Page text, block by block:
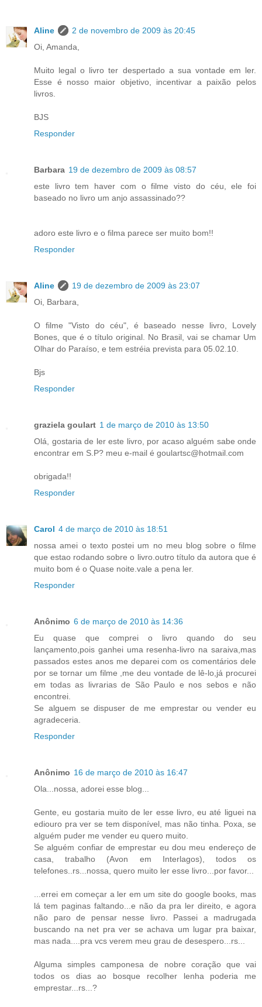
Aline
2 de novembro de 2009 às 20:45
Oi, Amanda,
Muito legal o livro ter despertado a sua vontade em ler.
Esse é nosso maior objetivo, incentivar a paixão pelos
livros.
BJS
Responder
Barbara 19 de dezembro de 2009 às 08:57
este livro tem haver com o filme visto do céu, ele foi
baseado no livro um anjo assassinado??
adoro este livro e o filma parece ser muito bom!!
Responder
Aline
19 de dezembro de 2009 às 23:07
Oi, Barbara,
O filme "Visto do céu", é baseado nesse livro, Lovely
Bones, que é o título original. No Brasil, vai se chamar Um
Olhar do Paraíso, e tem estréia prevista para 05.02.10.
Bjs
Responder
graziela goulart 1 de março de 2010 às 13:50
Olá, gostaria de ler este livro, por acaso alguém sabe onde
encontrar em S.P? meu e-mail é goulartsc@hotmail.com
obrigada!!
Responder
Carol 4 de março de 2010 às 18:51
nossa amei o texto postei um no meu blog sobre o filme
que estao rodando sobre o livro.outro título da autora que é
muito bom é o Quase noite.vale a pena ler.
Responder
Anônimo 6 de março de 2010 às 14:36
Eu quase que comprei o livro quando do seu
lançamento,pois ganhei uma resenha-livro na saraiva,mas
passados estes anos me deparei com os comentários dele
por se tornar um filme ,me deu vontade de lê-lo,já procurei
em todas as livrarias de São Paulo e nos sebos e não
encontrei.
Se alguem se dispuser de me emprestar ou vender eu
agradeceria.
Responder
Anônimo 16 de março de 2010 às 16:47
Ola...nossa, adorei esse blog...
Gente, eu gostaria muito de ler esse livro, eu até liguei na
ediouro pra ver se tem disponível, mas não tinha. Poxa, se
alguém puder me vender eu quero muito.
Se alguém confiar de emprestar eu dou meu endereço de
casa, trabalho (Avon em Interlagos), todos os
telefones..rs...nossa, quero muito ler esse livro...por favor...
...errei em começar a ler em um site do google books, mas
lá tem paginas faltando...e não da pra ler direito, e agora
não paro de pensar nesse livro. Passei a madrugada
buscando na net pra ver se achava um lugar pra baixar,
mas nada....pra vcs verem meu grau de desespero...rs...
Alguma simples camponesa de nobre coração que vai
todos os dias ao bosque recolher lenha poderia me
emprestar...rs...?